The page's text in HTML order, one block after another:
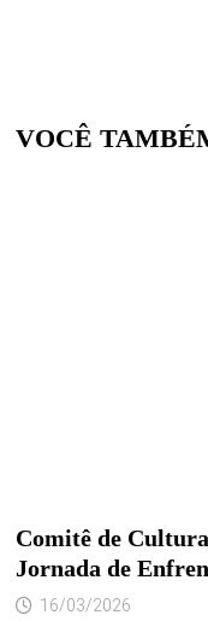
VOCÊ
Comitê de
Jornada de
16/03/2026